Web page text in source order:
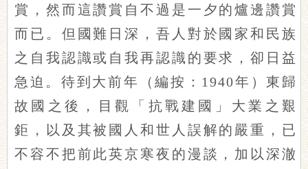
賞，然而這讚賞自不過是一夕的爐邊讚賞
而已。但國難日深，吾人對於國家和民族
之自我認識或自我再認識的要求，卻日益
急迫。待到大前年（編按：1940年 ）東歸
故國之後，目觀「抗戰建國」大業之艱
鉅，以及其被國人和世人誤解的嚴重，已
不容不把前此英京寒夜的漫談，加以深澈